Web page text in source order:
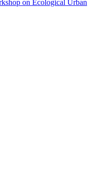
on Ecological Urban